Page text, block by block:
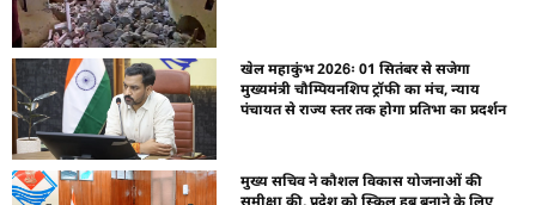
खेल महाकुंभ 2026ः 01 सितंबर से सजेगा
मुख्यमंत्री चौम्पियनशिप ट्रॉफी का मंच, न्याय
पंचायत से राज्य स्तर तक होगा प्रतिभा का प्रदर्शन
मुख्य सचिव ने कौशल विकास योजनाओं की